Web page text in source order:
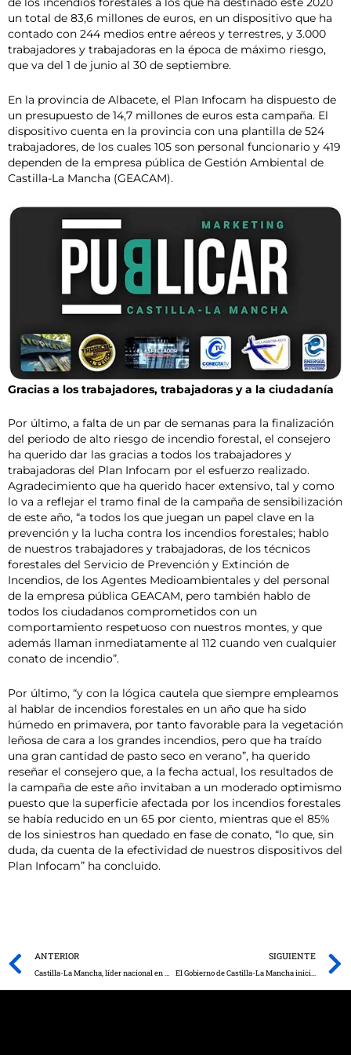
un total de 83,6 millones de euros, en un dispositivo que ha
contado con 244 medios entre aéreos y terrestres, y 3.000
trabajadores y trabajadoras en la época de máximo riesgo,
que va del 1 de junio al 30 de septiembre.
En la provincia de Albacete, el Plan Infocam ha dispuesto de
un presupuesto de 14,7 millones de euros esta campaña. El
dispositivo cuenta en la provincia con una plantilla de 524
trabajadores, de los cuales 105 son personal funcionario y 419
dependen de la empresa pública de Gestión Ambiental de
Castilla-La Mancha (GEACAM).
Gracias a los trabajadores, trabajadoras y a la ciudadanía
Por último, a falta de un par de semanas para la finalización
del periodo de alto riesgo de incendio forestal, el consejero
ha querido dar las gracias a todos los trabajadores y
trabajadoras del Plan Infocam por el esfuerzo realizado.
Agradecimiento que ha querido hacer extensivo, tal y como
lo va a reflejar el tramo final de la campaña de sensibilización
de este año, “a todos los que juegan un papel clave en la
prevención y la lucha contra los incendios forestales; hablo
de nuestros trabajadores y trabajadoras, de los técnicos
forestales del Servicio de Prevención y Extinción de
Incendios, de los Agentes Medioambientales y del personal
de la empresa pública GEACAM, pero también hablo de
todos los ciudadanos comprometidos con un
comportamiento respetuoso con nuestros montes, y que
además llaman inmediatamente al 112 cuando ven cualquier
conato de incendio”.
Por último, “y con la lógica cautela que siempre empleamos
al hablar de incendios forestales en un año que ha sido
húmedo en primavera, por tanto favorable para la vegetación
leñosa de cara a los grandes incendios, pero que ha traído
una gran cantidad de pasto seco en verano”, ha querido
reseñar el consejero que, a la fecha actual, los resultados de
la campaña de este año invitaban a un moderado optimismo
puesto que la superficie afectada por los incendios forestales
se había reducido en un 65 por ciento, mientras que el 85%
de los siniestros han quedado en fase de conato, “lo que, sin
duda, da cuenta de la efectividad de nuestros dispositivos del
Plan Infocam” ha concluido.
Prev
ANTERIOR
Castilla-La Mancha, líder nacional en melón y sandía, gracias al uso eficiente del agua que hace rentable las explotaciones y genera empleo
SIGUIENTE
El Gobierno de Castilla-La Mancha inicia la fase de información pública del proyecto de Decreto de la Comisión para el Diálogo Civil con la Mesa del Tercer Sector Social